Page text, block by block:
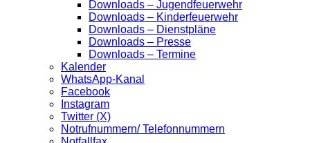
Downloads – Jugendfeuerwehr
Downloads – Kinderfeuerwehr
Downloads – Dienstpläne
Downloads – Presse
Downloads – Termine
Kalender
WhatsApp-Kanal
Facebook
Instagram
Twitter (X)
Notrufnummern/ Telefonnummern